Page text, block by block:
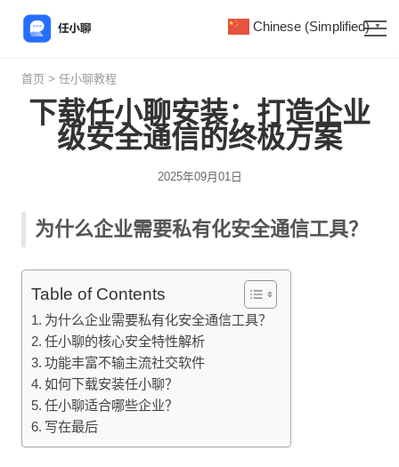
首页 > 任小聊教程
下载任小聊安装：打造企业
级安全通信的终极方案
2025年09月01日
为什么企业需要私有化安全通信工具？
Table of Contents
为什么企业需要私有化安全通信工具？
任小聊的核心安全特性解析
功能丰富不输主流社交软件
如何下载安装任小聊？
任小聊适合哪些企业？
写在最后
Chinese (Simplified) ▼